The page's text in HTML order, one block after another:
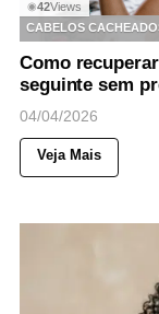
◉42Views
CABELOS
Como
seguinte sem
04/04/2026
Veja Mais